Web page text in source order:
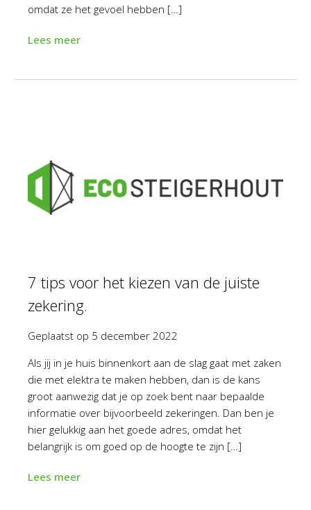
omdat ze het gevoel hebben […]
Lees meer
7 tips voor het kiezen van de juiste
zekering.
Geplaatst op 5 december 2022
Als jij in je huis binnenkort aan de slag gaat met zaken
die met elektra te maken hebben, dan is de kans
groot aanwezig dat je op zoek bent naar bepaalde
informatie over bijvoorbeeld zekeringen. Dan ben je
hier gelukkig aan het goede adres, omdat het
belangrijk is om goed op de hoogte te zijn […]
Lees meer